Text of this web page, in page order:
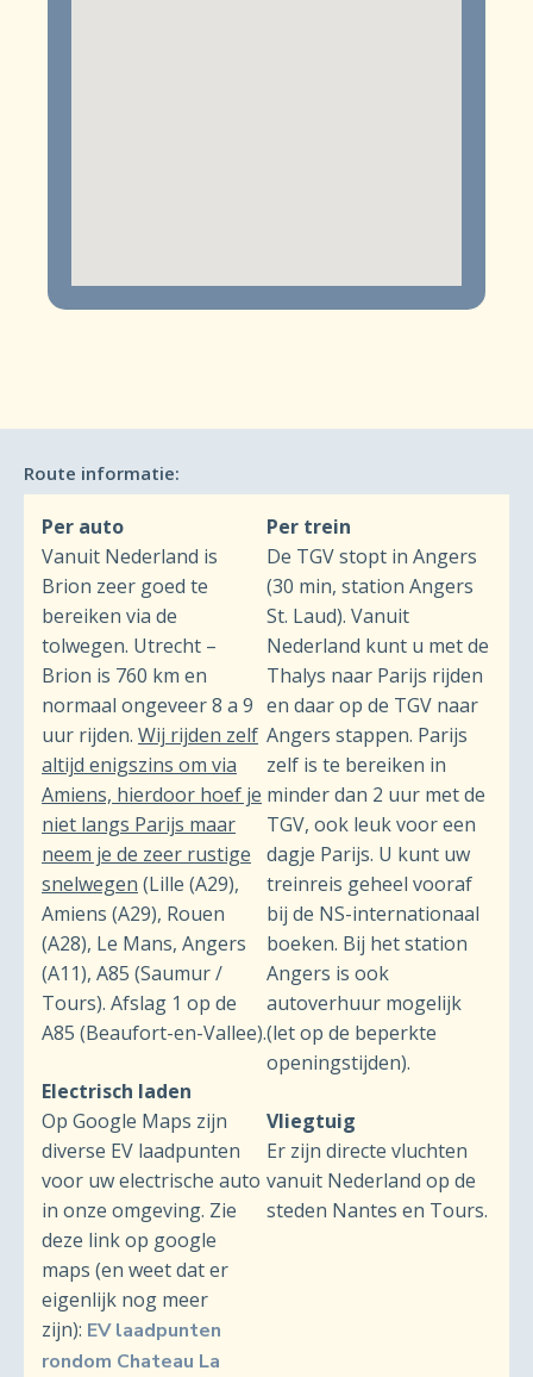
Route informatie:
Per auto
Vanuit Nederland is
Brion zeer goed te
bereiken via de
tolwegen. Utrecht –
Brion is 760 km en
normaal ongeveer 8 a 9
uur rijden. Wij rijden zelf
altijd enigszins om via
Amiens, hierdoor hoef je
niet langs Parijs maar
neem je de zeer rustige
snelwegen (Lille (A29),
Amiens (A29), Rouen
(A28), Le Mans, Angers
(A11), A85 (Saumur /
Tours). Afslag 1 op de
A85 (Beaufort-en-Vallee).
Electrisch laden
Op Google Maps zijn
diverse EV laadpunten
voor uw electrische auto
in onze omgeving. Zie
deze link op google
maps (en weet dat er
eigenlijk nog meer
zijn): EV laadpunten
rondom Chateau La
Per trein
De TGV stopt in Angers
(30 min, station Angers
St. Laud). Vanuit
Nederland kunt u met de
Thalys naar Parijs rijden
en daar op de TGV naar
Angers stappen. Parijs
zelf is te bereiken in
minder dan 2 uur met de
TGV, ook leuk voor een
dagje Parijs. U kunt uw
treinreis geheel vooraf
bij de NS-internationaal
boeken. Bij het station
Angers is ook
autoverhuur mogelijk
(let op de beperkte
openingstijden).
Vliegtuig
Er zijn directe vluchten
vanuit Nederland op de
steden Nantes en Tours.